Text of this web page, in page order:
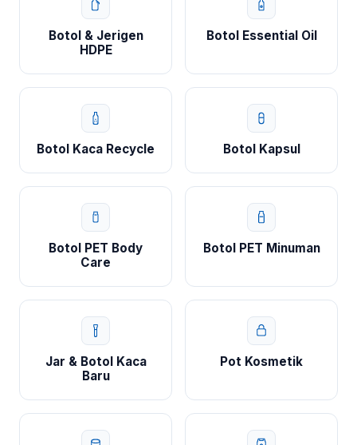
Botol & Jerigen
HDPE
Botol Essential Oil
Botol Kaca Recycle Botol Kapsul
Botol PET Body
Care
Botol PET Minuman
Jar & Botol Kaca
Baru
Pot Kosmetik